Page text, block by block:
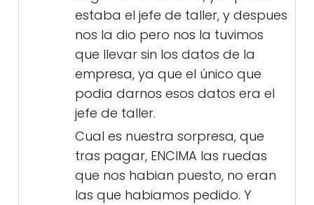
estaba el jefe de taller, y despues
nos la dio pero nos la tuvimos
que llevar sin los datos de la
empresa, ya que el único que
podia darnos esos datos era el
jefe de taller.
Cual es nuestra sorpresa, que
tras pagar, ENCIMA las ruedas
que nos habian puesto, no eran
las que habiamos pedido. Y